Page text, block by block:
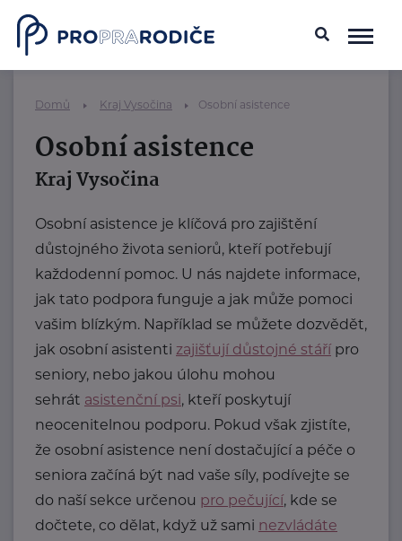
Domů Kraj Vysočina Osobní asistence
Osobní asistence
Kraj Vysočina
Osobní asistence je klíčová pro zajištění
důstojného života seniorů, kteří potřebují
každodenní pomoc. U nás najdete informace,
jak tato podpora funguje a jak může pomoci
vašim blízkým. Například se můžete dozvědět,
jak osobní asistenti zajišťují důstojné stáří pro
seniory, nebo jakou úlohu mohou
sehrát asistenční psi, kteří poskytují
neocenitelnou podporu. Pokud však zjistíte,
že osobní asistence není dostačující a péče o
seniora začíná být nad vaše síly, podívejte se
do naší sekce určenou pro pečující, kde se
dočtete, co dělat, když už sami nezvládáte